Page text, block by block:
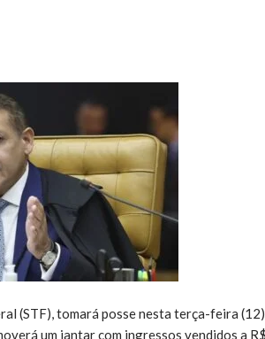
(STF), tomará posse nesta terça-feira
um jantar com ingressos vendidos a